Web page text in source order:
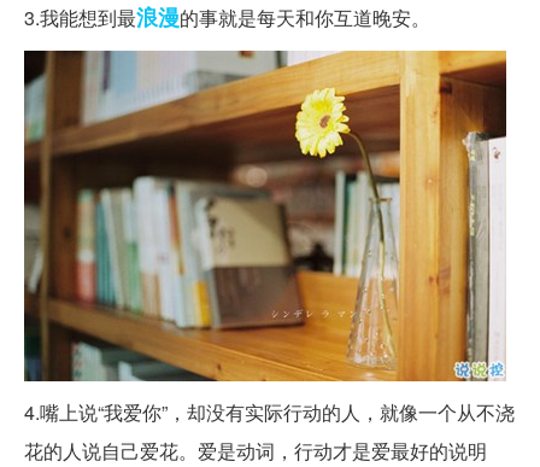
3.我能想到最浪漫的事就是每天和你互道晚安。 ​​​​
4.嘴上说“我爱你”，却没有实际行动的人，就像一个从不浇
花的人说自己爱花。爱是动词，行动才是爱最好的说明